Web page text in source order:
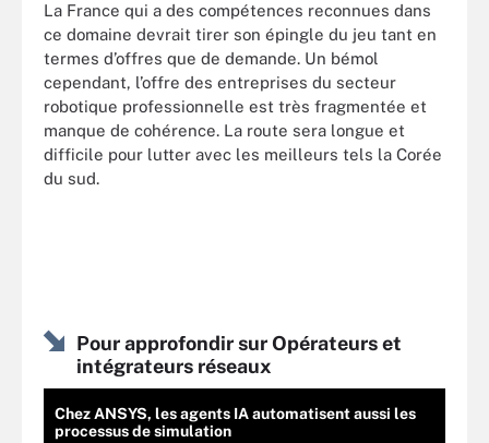
La France qui a des compétences reconnues dans
ce domaine devrait tirer son épingle du jeu tant en
termes d’offres que de demande. Un bémol
cependant, l’offre des entreprises du secteur
robotique professionnelle est très fragmentée et
manque de cohérence. La route sera longue et
difficile pour lutter avec les meilleurs tels la Corée
du sud.
Pour approfondir sur Opérateurs et
intégrateurs réseaux
Chez ANSYS, les agents IA automatisent aussi les
processus de simulation